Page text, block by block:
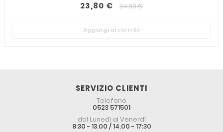
23,80 € 34,00 €
Aggiungi al carrello
SERVIZIO CLIENTI
Telefono
0523 571501
dal Lunedì al Venerdì
8:30 - 13.00 / 14.00 - 17:30